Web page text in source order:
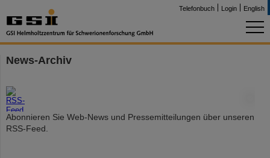
Telefonbuch Login English
News-Archiv
Abonnieren Sie Web-News und Pressemitteilungen über unseren
RSS-Feed.